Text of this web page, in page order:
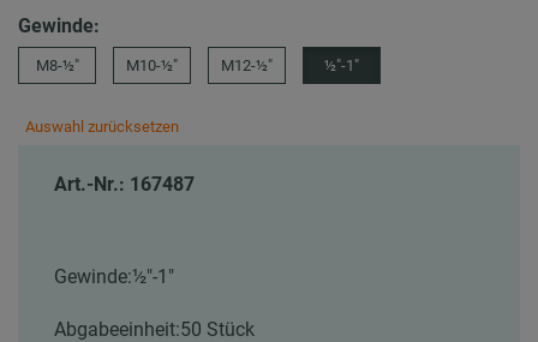
Gewinde:
M8-½″ M10-½″ M12-½″ ½″-1″
Auswahl zurücksetzen
Art.-Nr.: 167487
Gewinde:½″-1″
Abgabeeinheit:50 Stück